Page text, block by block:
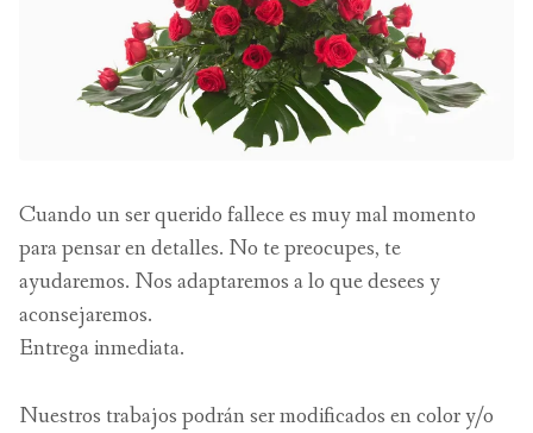
Cuando un ser querido fallece es muy mal momento
para pensar en detalles. No te preocupes, te
ayudaremos. Nos adaptaremos a lo que desees y
aconsejaremos.
Entrega inmediata.
Nuestros trabajos podrán ser modificados en color y/o